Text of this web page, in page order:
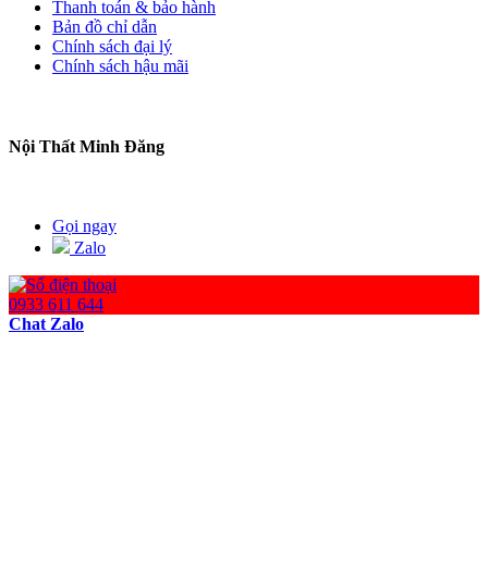
Thanh toán & bảo hành
Bản đồ chỉ dẫn
Chính sách đại lý
Chính sách hậu mãi
Nội Thất Minh Đăng
Gọi ngay
Zalo
0933 611 644
Chat Zalo